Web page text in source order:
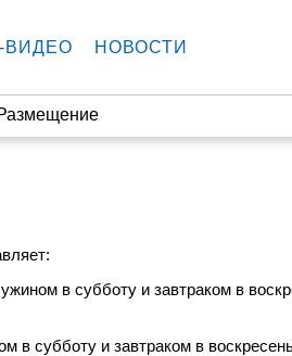
ВИДЕО НОВОСТИ
в субботу и завтраком в
в субботу и завтраком в